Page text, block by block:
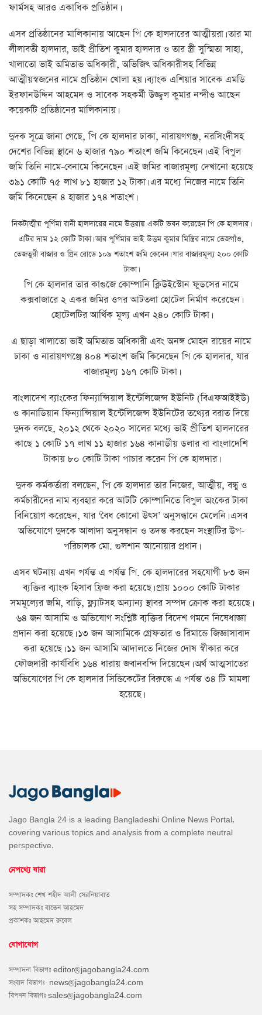
ফার্মসহ আরও একাধিক প্রতিষ্ঠান।
এসব প্রতিষ্ঠানের মালিকানায় আছেন পি কে হালদারের আত্মীয়রা। তার মা
লীলাবতী হালদার, ভাই প্রীতিশ কুমার হালদার ও তার স্ত্রী সুস্মিতা সাহা,
খালাতো ভাই অমিতাভ অধিকারী, অভিজিৎ অধিকারীসহ বিভিন্ন
আত্মীয়স্বজনের নামে প্রতিষ্ঠান খোলা হয়। ব্যাংক এশিয়ার সাবেক এমডি
ইরফানউদ্দিন আহমেদ ও সাবেক সহকর্মী উজ্জ্বল কুমার নন্দীও আছেন
কয়েকটি প্রতিষ্ঠানের মালিকানায়।
দুদক সূত্রে জানা গেছে, পি কে হালদার ঢাকা, নারায়ণগঞ্জ, নরসিংদীসহ
দেশের বিভিন্ন স্থানে ৬ হাজার ৭৯০ শতাংশ জমি কিনেছেন। এই বিপুল
জমি তিনি নামে-বেনামে কিনেছেন। এই জমির বাজারমূল্য দেখানো হয়েছে
৩৯১ কোটি ৭৫ লাখ ৮১ হাজার ১২ টাকা। এর মধ্যে নিজের নামে তিনি
জমি কিনেছেন ৪ হাজার ১৭৪ শতাংশ।
নিকটাত্মীয় পূর্ণিমা রানী হালদারের নামে উত্তরায় একটি ভবন করেছেন পি কে হালদার।
এটির দাম ১২ কোটি টাকা। আর পূর্ণিমার ভাই উত্তম কুমার মিস্ত্রির নামে তেজগাঁও,
তেজতুরী বাজার ও গ্রিন রোডে ১০৯ শতাংশ জমি কেনেন। যার বাজারমূল্য ২০০ কোটি
টাকা।
পি কে হালদার তার কাগুজে কোম্পানি ক্লিউইস্টোন ফুডসের নামে
কক্সবাজারে ২ একর জমির ওপর আটতলা হোটেল নির্মাণ করেছেন।
হোটেলটির আর্থিক মূল্য এখন ২৪০ কোটি টাকা।
এ ছাড়া খালাতো ভাই অমিতাভ অধিকারী এবং অনঙ্গ মোহন রায়ের নামে
ঢাকা ও নারায়ণগঞ্জে ৪০৪ শতাংশ জমি কিনেছেন পি কে হালদার, যার
বাজারমূল্য ১৬৭ কোটি টাকা।
বাংলাদেশ ব্যাংকের ফিন্যান্সিয়াল ইন্টেলিজেন্স ইউনিট (বিএফআইইউ)
ও কানাডিয়ান ফিন্যান্সিয়াল ইন্টেলিজেন্স ইউনিটের তথ্যের বরাত দিয়ে
দুদক বলছে, ২০১২ থেকে ২০২০ সালের মধ্যে ভাই প্রীতিশ হালদারের
কাছে ১ কোটি ১৭ লাখ ১১ হাজার ১৬৪ কানাডীয় ডলার বা বাংলাদেশি
টাকায় ৮০ কোটি টাকা পাচার করেন পি কে হালদার।
দুদক কর্মকর্তারা বলছেন, পি কে হালদার তার নিজের, আত্মীয়, বন্ধু ও
কর্মচারীদের নাম ব্যবহার করে আটটি কোম্পানিতে বিপুল অংকের টাকা
বিনিয়োগ করেছেন, যার ‘বৈধ কোনো উত্স’ অনুসন্ধানে মেলেনি। এসব
অভিযোগে দুদকে আলাদা অনুসন্ধান ও তদন্ত করছেন সংস্থাটির উপ-
পরিচালক মো. গুলশান আনোয়ার প্রধান।
এসব ঘটনায় এখন পর্যন্ত এ পর্যন্ত পি. কে হালদারের সহযোগী ৮৩ জন
ব্যক্তির ব্যাংক হিসাব ফ্রিজ করা হয়েছে। প্রায় ১০০০ কোটি টাকার
সমমূল্যের জমি, বাড়ি, ফ্ল্যাটসহ অন্যান্য স্থাবর সম্পদ ক্রোক করা হয়েছে।
৬৪ জন আসামি ও অভিযোগ সংশ্লিষ্ট ব্যক্তির বিদেশ গমনে নিষেধাজ্ঞা
প্রদান করা হয়েছে। ১৩ জন আসামিকে গ্রেফতার ও রিমান্ডে জিজ্ঞাসাবাদ
করা হয়েছে। ১১ জন আসামি আদালতে নিজের দোষ স্বীকার করে
ফৌজদারী কার্যবিধি ১৬৪ ধারায় জবানবন্দি দিয়েছেন। অর্থ আত্মসাতের
অভিয‌োগের পি কে হালদার সিন্ডিকেটের বিরুদ্ধে এ পর্যন্ত ৩৪ টি মামলা
হয়েছে।
Jago Bangla 24 is a leading Bangladeshi Online News Portal,
covering various topics and analysis from a complete neutral
perspective.
নেপথ্যে যারা
সম্পাদকঃ শেখ শহীদ আলী সেরনিয়াবাত
সহ সম্পাদকঃ বাতেন আহমেদ
প্রকাশকঃ আহমেদ রুবেল
যোগাযোগ
সম্পাদনা বিভাগঃ editor@jagobangla24.com
সংবাদ বিভাগঃ news@jagobangla24.com
বিপণন বিভাগঃ sales@jagobangla24.com